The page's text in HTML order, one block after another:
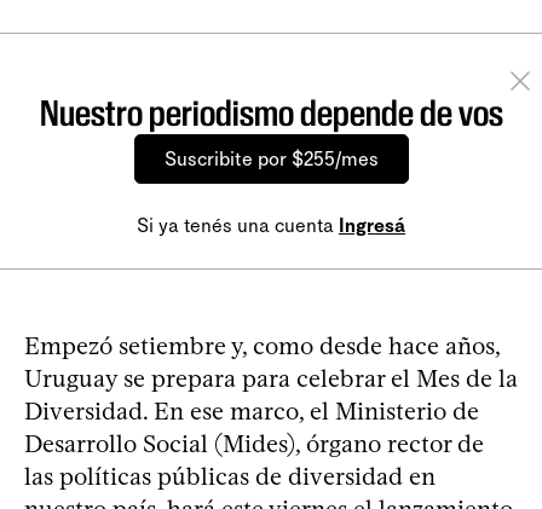
Nuestro periodismo depende de vos
Suscribite por $255/mes
Si ya tenés una cuenta Ingresá
Empezó setiembre y, como desde hace años,
Uruguay se prepara para celebrar el Mes de la
Diversidad. En ese marco, el Ministerio de
Desarrollo Social (Mides), órgano rector de
las políticas públicas de diversidad en